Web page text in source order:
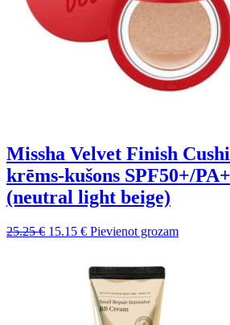
Missha Velvet Finish
krēms-kušons SPF50+/
(neutral light beige)
25.25€ Sākotnējā
25.25 €.
15.15 €Pašreizējā
15.15 €.
Pievienot grozam